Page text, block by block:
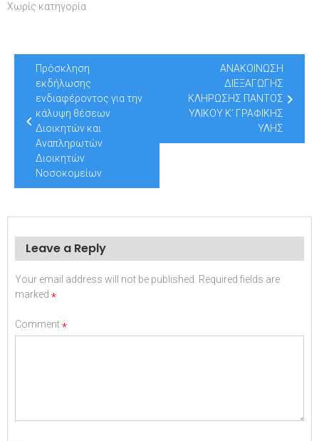
Χωρίς κατηγορία
Post
navigation
Πρόσκληση
εκδήλωσης
ενδιαφέροντος για την
κάλυψη θέσεων
Διοικητών και
Αναπληρωτών
Διοικητών
Νοσοκομείων
ΑΝΑΚΟΙΝΩΣΗ
ΔΙΕΞΑΓΩΓΗΣ
ΚΛΗΡΩΣΗΣ ΠΑΝΤΟΣ
ΥΛΙΚΟΥ Κ’ ΓΡΑΦΙΚΗΣ
ΥΛΗΣ
Leave a Reply
Your email address will not be published. Required fields are
marked *
Comment*